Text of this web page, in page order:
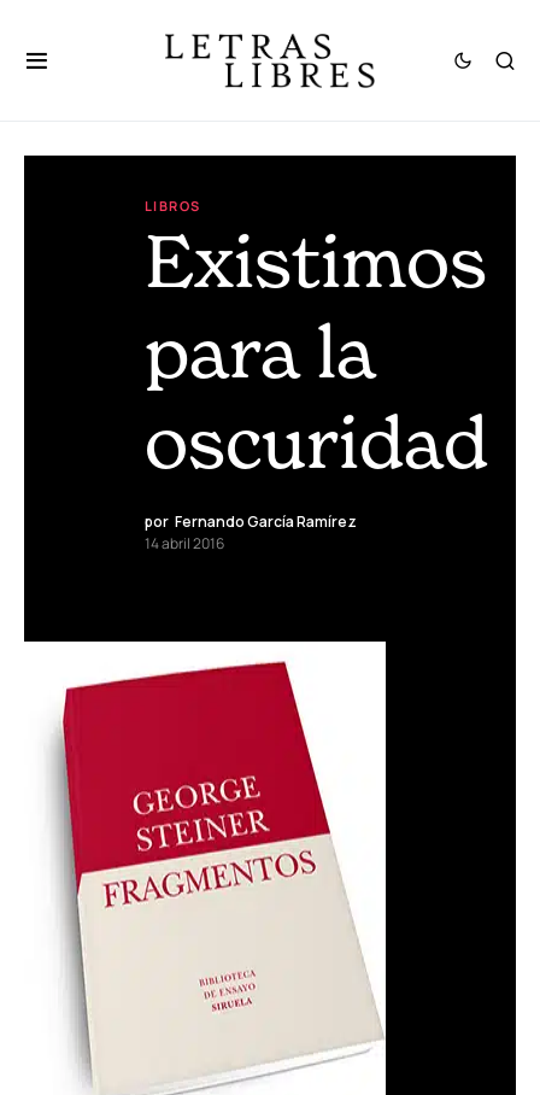
LIBROS
Existimos
para la
oscuridad
por Fernando García Ramírez
14 abril 2016